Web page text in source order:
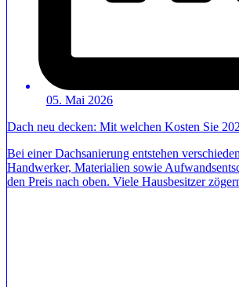
05. Mai 2026
Dach neu decken: Mit welchen Kosten Sie
Bei einer Dachsanierung entstehen
Handwerker, Materialien sowie
den Preis nach oben. Viele Hausbesitzer